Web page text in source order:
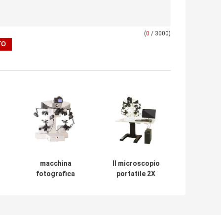
(0 / 3000)
macchina
fotografica
Il microscopio
portatile 2X